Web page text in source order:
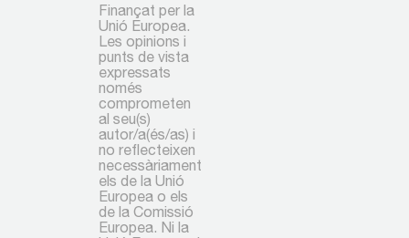
Finançat per la
Unió Europea.
Les opinions i
punts de vista
expressats
només
comprometen
al seu(s)
autor/a(és/as) i
no reflecteixen
necessàriament
els de la Unió
Europea o els
de la Comissió
Europea. Ni la